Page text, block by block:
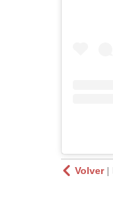
Volver|